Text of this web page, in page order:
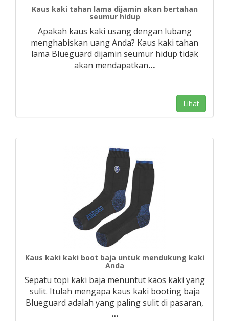
Kaus kaki tahan lama dijamin akan bertahan
seumur hidup
Apakah kaus kaki usang dengan lubang
menghabiskan uang Anda? Kaus kaki tahan
lama Blueguard dijamin seumur hidup tidak
akan mendapatkan…
Lihat
Kaus kaki kaki boot baja untuk mendukung kaki
Anda
Sepatu topi kaki baja menuntut kaos kaki yang
sulit. Itulah mengapa kaus kaki booting baja
Blueguard adalah yang paling sulit di pasaran,
…